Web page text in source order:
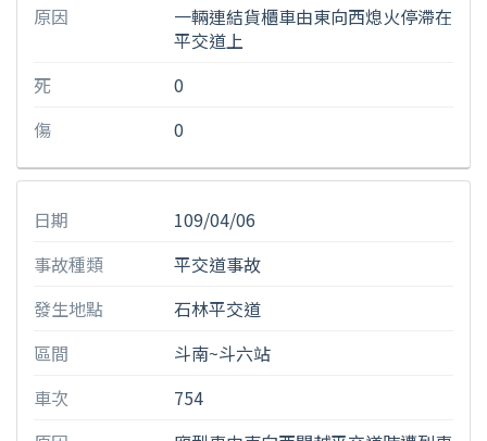
原因
一輛連結貨櫃車由東向西熄火停滯在
平交道上
死
0
傷
0
日期
109/04/06
事故種類
平交道事故
發生地點
石林平交道
區間
斗南~斗六站
車次
754